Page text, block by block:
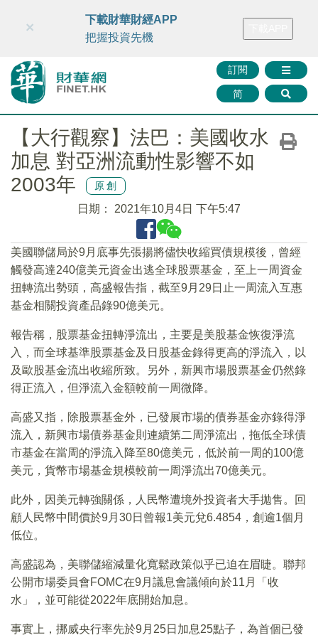
財華智庫網 FINTV FINMETA 財華證券 媒體矩陣
訂閱
简
×
下載財華財經APP
把握投資先機
【大行觀察】法巴：美國收水
加息 對亞洲流動性影響不如
2003年
原創
日期： 2021年10月4日 下午5:47
美國聯儲局於9月底事先張揚將儘快收縮買債規模後，曾經
觸發高達240億美元資金出逃全球股票基金，至上一周資金
扭轉流出勢頭，高盛報告指，截至9月29日止一周流入互惠
基金相關投資產品錄90億美元。
報告稱，股票基金扭轉淨流出，主要是美股基金恢復淨流
入，而全球基準股票基金及日股基金錄得更高的淨流入，以
及歐股基金流出收縮所致。另外，新興市場股票基金仍然錄
得正流入，但淨流入金額較前一周微降。
高盛又指，除股票基金外，已發展市場的債券基金亦錄得淨
流入，新興市場債券基金則連續第二周淨流出，拖低全球債
市基金在當周的淨流入降至80億美元，低於前一周的100億
美元，貨幣市場基金規模較前一周淨流出70億美元。
此外，因美元轉強關係，人民幣遭境外投資者大手拋售。回
顧人民幣中間價於9月30日曾報1美元兌6.4854，創逾1個月
低位。
高盛認為，美聯儲縮減量化寬鬆政策似乎已迫在眉睫。聯邦
公開市場委員會FOMC在9月議息會議傾向於11月「收
水」，並可能從2022年底開始加息。
事實上，挪威央行率先於9月25日加息25點子，為首個已發